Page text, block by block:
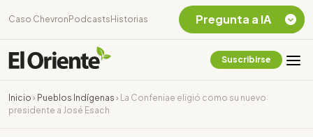
Caso Chevron Podcasts Historias
Suscribirse
Inicio › Pueblos Indígenas ›
La Confeniae eligió como su nuevo
presidente a José Esach
Pregunta a IA
Chevron Ecuador